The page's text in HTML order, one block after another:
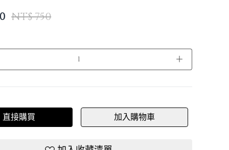
NT$ 750
＋
直接購買 加入購物車